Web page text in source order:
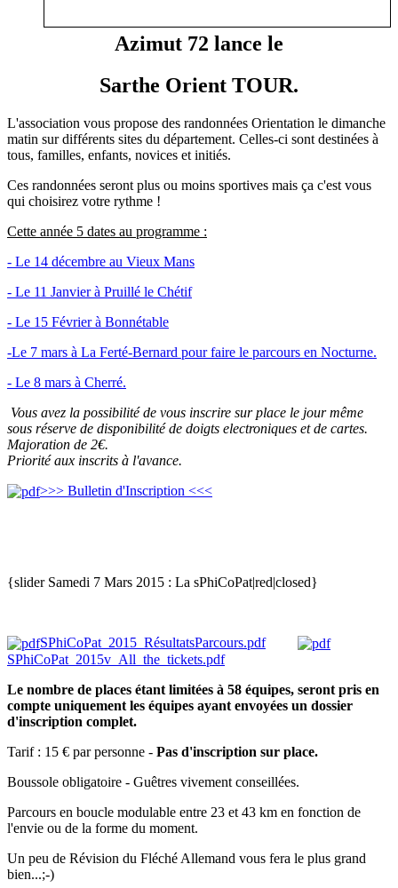
Azimut 72 lance le
Sarthe Orient TOUR.
L'association vous propose des randonnées Orientation le dimanche
matin sur différents sites du département. Celles-ci sont destinées à
tous, familles, enfants, novices et initiés.
Ces randonnées seront plus ou moins sportives mais ça c'est vous
qui choisirez votre rythme !
Cette année 5 dates au programme :
- Le 14 décembre au Vieux Mans
- Le 11 Janvier à Pruillé le Chétif
- Le 15 Février à Bonnétable
-Le 7 mars à La Ferté-Bernard pour faire le parcours en Nocturne.
- Le 8 mars à Cherré.
Vous avez la possibilité de vous inscrire sur place le jour même
sous réserve de disponibilité de doigts electroniques et de cartes.
Majoration de 2€.
Priorité aux inscrits à l'avance.
>>> Bulletin d'Inscription <<<
{slider Samedi 7 Mars 2015 : La sPhiCoPat|red|closed}
SPhiCoPat_2015_RésultatsParcours.pdf
SPhiCoPat_2015v_All_the_tickets.pdf
Le nombre de places étant limitées à 58 équipes, seront pris en
compte uniquement les équipes ayant envoyées un dossier
d'inscription complet.
Tarif : 15 € par personne - Pas d'inscription sur place.
Boussole obligatoire - Guêtres vivement conseillées.
Parcours en boucle modulable entre 23 et 43 km en fonction de
l'envie ou de la forme du moment.
Un peu de Révision du Fléché Allemand vous fera le plus grand
bien...;-)